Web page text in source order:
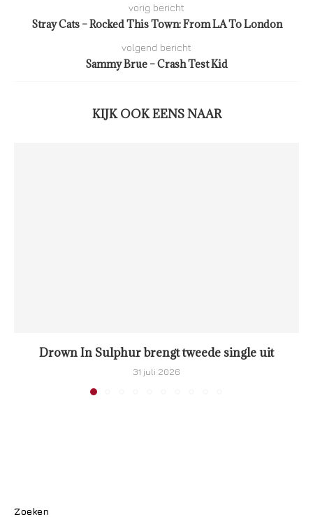
vorig bericht
Stray Cats – Rocked This Town: From LA To London
volgend bericht
Sammy Brue – Crash Test Kid
KIJK OOK EENS NAAR
Drown In Sulphur brengt tweede single uit
31 juli 2026
Zoeken